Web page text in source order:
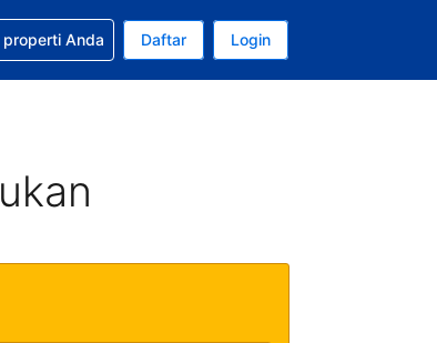
Anda saat ini adalah Dolar Amerika Serikat
Anda saat ini adalah Bahasa Indonesia
untuk pemesanan Anda
Anda Daftar Login